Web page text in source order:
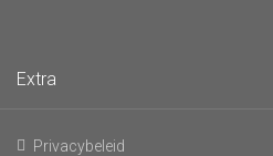
Extra
Privacybeleid